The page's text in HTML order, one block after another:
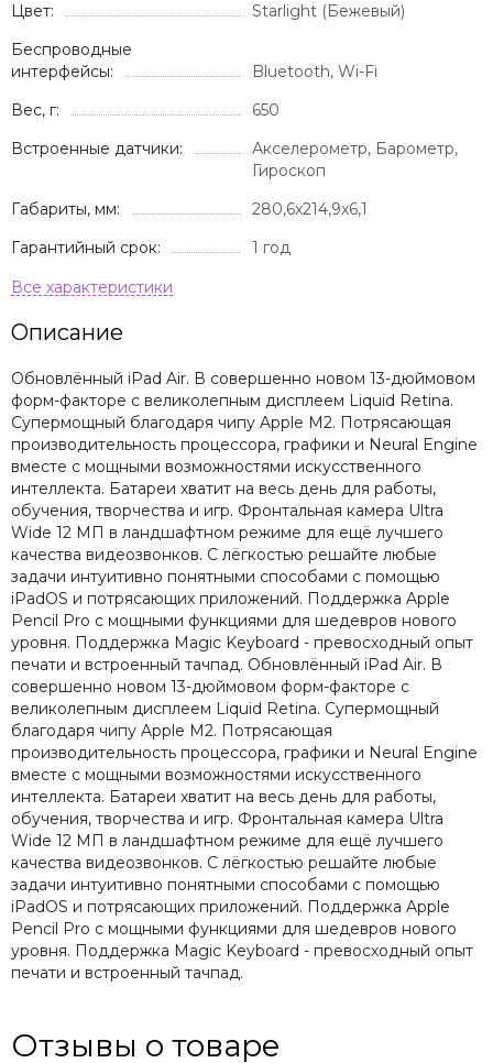
Цвет:
Starlight (Бежевый)
Беспроводные
интерфейсы:
Bluetooth, Wi-Fi
Вес, г:
650
Встроенные датчики:
Акселерометр, Барометр,
Гироскоп
Габариты, мм:
280,6x214,9x6,1
Гарантийный срок:
1 год
Описание
Обновлённый iPad Air. В совершенно новом 13-дюймовом
форм-факторе с великолепным дисплеем Liquid Retina.
Супермощный благодаря чипу Apple M2. Потрясающая
производительность процессора, графики и Neural Engine
вместе с мощными возможностями искусственного
интеллекта. Батареи хватит на весь день для работы,
обучения, творчества и игр. Фронтальная камера Ultra
Wide 12 МП в ландшафтном режиме для ещё лучшего
качества видеозвонков. С лёгкостью решайте любые
задачи интуитивно понятными способами с помощью
iPadOS и потрясающих приложений. Поддержка Apple
Pencil Pro с мощными функциями для шедевров нового
уровня. Поддержка Magic Keyboard - превосходный опыт
печати и встроенный тачпад. Обновлённый iPad Air. В
совершенно новом 13-дюймовом форм-факторе с
великолепным дисплеем Liquid Retina. Супермощный
благодаря чипу Apple M2. Потрясающая
производительность процессора, графики и Neural Engine
вместе с мощными возможностями искусственного
интеллекта. Батареи хватит на весь день для работы,
обучения, творчества и игр. Фронтальная камера Ultra
Wide 12 МП в ландшафтном режиме для ещё лучшего
качества видеозвонков. С лёгкостью решайте любые
задачи интуитивно понятными способами с помощью
iPadOS и потрясающих приложений. Поддержка Apple
Pencil Pro с мощными функциями для шедевров нового
уровня. Поддержка Magic Keyboard - превосходный опыт
печати и встроенный тачпад.
Отзывы о товаре